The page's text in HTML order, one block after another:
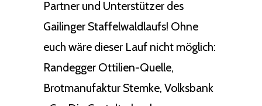
Partner und Unterstützer des
Gailinger Staffelwaldlaufs! Ohne
euch wäre dieser Lauf nicht möglich:
Randegger Ottilien-Quelle,
Brotmanufaktur Stemke, Volksbank